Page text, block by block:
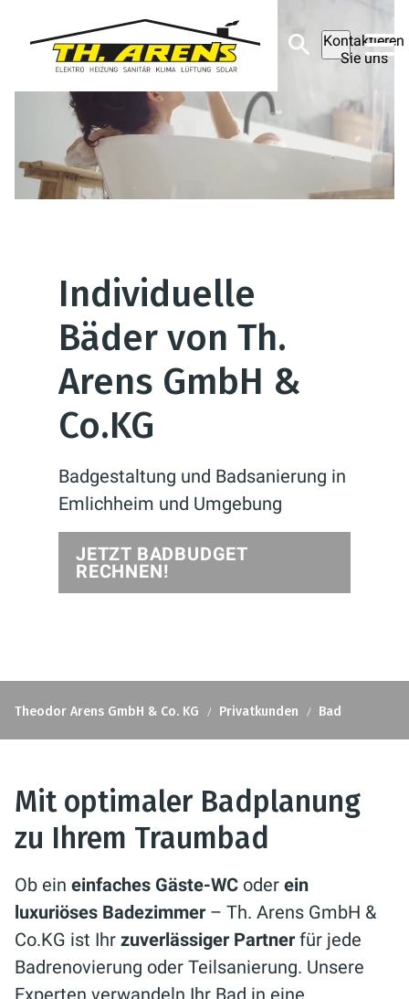
Kontaktieren
Sie uns
Individuelle
Bäder von Th.
Arens GmbH &
Co.KG
Badgestaltung und Badsanierung in
Emlichheim und Umgebung
JETZT BADBUDGET
RECHNEN!
Theodor Arens GmbH & Co. KG Privatkunden Bad
Mit optimaler Badplanung
zu Ihrem Traumbad
Ob ein einfaches Gäste-WC oder ein
luxuriöses Badezimmer – Th. Arens GmbH &
Co.KG ist Ihr zuverlässiger Partner für jede
Badrenovierung oder Teilsanierung. Unsere
Experten verwandeln Ihr Bad in eine